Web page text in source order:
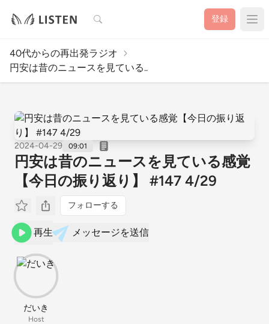
検索 登録
40代からの再出発ラジオ
円安は昔のニュースを見ている..
2024-04-29 09:01
円安は昔のニュースを見ている感覚
【今日の振り返り】 #147 4/29
フォローする
再生 メッセージを送信
だいき
Host